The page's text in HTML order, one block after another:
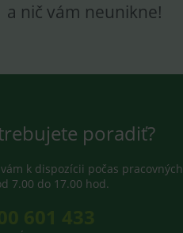
a nič vám neunikne!
poradiť?
k dispozícii počas pracovných
7.00 do 17.00 hod.